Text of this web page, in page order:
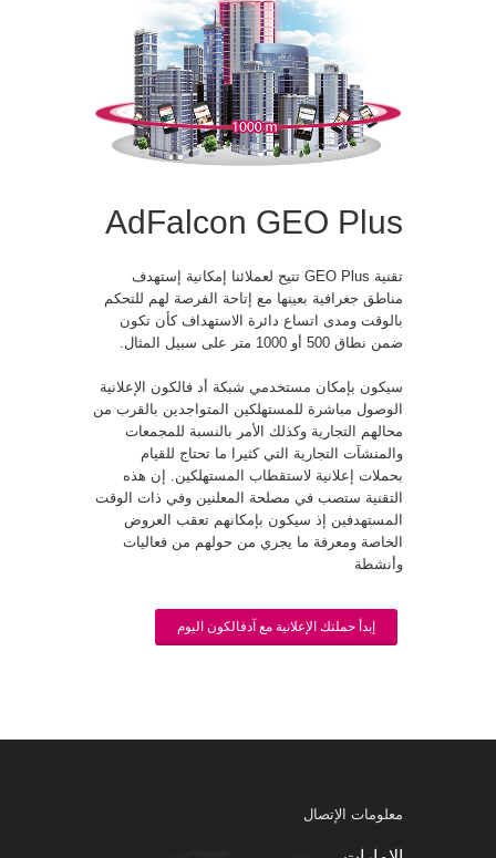
AdFalcon GEO Plus
تقنية GEO Plus تتيح لعملائنا إمكانية إستهدف
مناطق جغرافية بعينها مع إتاحة الفرصة لهم للتحكم
بالوقت ومدى اتساع دائرة الاستهداف كأن تكون
ضمن نطاق 500 أو 1000 متر على سبيل المثال.
سيكون بإمكان مستخدمي شبكة أد فالكون الإعلانية
الوصول مباشرة للمستهلكين المتواجدين بالقرب من
محالهم التجارية وكذلك الأمر بالنسبة للمجمعات
والمنشآت التجارية التي كثيرا ما تحتاج للقيام
بحملات إعلانية لاستقطاب المستهلكين. إن هذه
التقنية ستصب في مصلحة المعلنين وفي ذات الوقت
المستهدفين إذ سيكون بإمكانهم تعقب العروض
الخاصة ومعرفة ما يجري من حولهم من فعاليات
وأنشطة
إبدأ حملتك الإعلانية مع آدفالكون اليوم
معلومات الإتصال